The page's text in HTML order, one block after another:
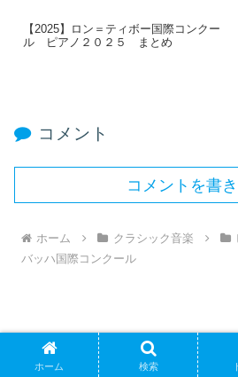
【2025】ロン＝ティボー国際コンクー
ル ピアノ２０２５ まとめ
コメント
コメントを書
ホーム クラシック音楽
バッハ国際コンクール
ホーム 検索